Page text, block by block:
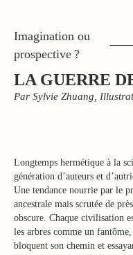
Imagination ou
prospective ?
LA GUERRE
Par Sylvie Zhuang,
Longtemps hermétique à la
génération d’auteurs et
Une tendance nourrie par le
ancestrale mais scrutée de
obscure. Chaque civilisation
les arbres comme un
bloquent son chemin et